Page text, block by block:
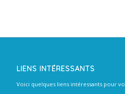
LIENS INTÉRESSANTS
Voici quelques liens intéressants pour